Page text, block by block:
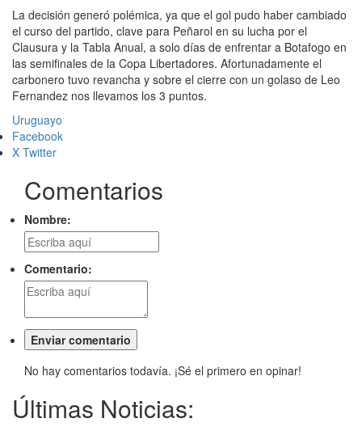
La decisión generó polémica, ya que el gol pudo haber cambiado
el curso del partido, clave para Peñarol en su lucha por el
Clausura y la Tabla Anual, a solo días de enfrentar a Botafogo en
las semifinales de la Copa Libertadores. Afortunadamente el
carbonero tuvo revancha y sobre el cierre con un golaso de Leo
Fernandez nos llevamos los 3 puntos.
Uruguayo
Facebook
X Twitter
Comentarios
Nombre:
Comentario:
No hay comentarios todavía. ¡Sé el primero en opinar!
Últimas Noticias: